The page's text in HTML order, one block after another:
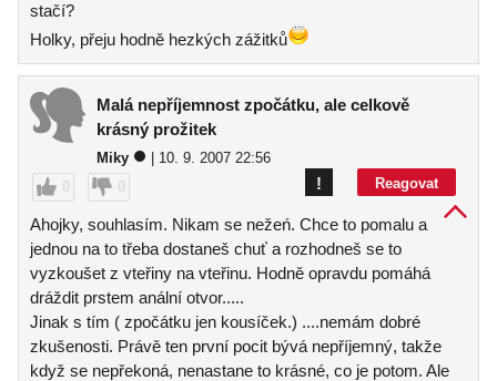
stačí?
Holky, přeju hodně hezkých zážitků
Malá nepříjemnost zpočátku, ale celkově
krásný prožitek
Miky
| 10. 9. 2007 22:56
0
0 Reagovat
!
Ahojky, souhlasím. Nikam se nežeń. Chce to pomalu a
jednou na to třeba dostaneš chuť a rozhodneš se to
vyzkoušet z vteřiny na vteřinu. Hodně opravdu pomáhá
dráždit prstem anální otvor.....
Jinak s tím ( zpočátku jen kousíček.) ....nemám dobré
zkušenosti. Právě ten první pocit bývá nepříjemný, takže
když se nepřekoná, nenastane to krásné, co je potom. Ale